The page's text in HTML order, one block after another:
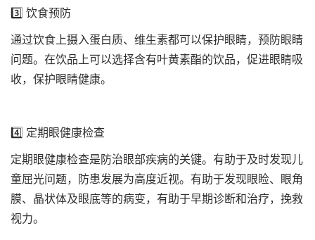
3️⃣ 饮食预防
通过饮食上摄入蛋白质、维生素都可以保护眼睛，预防眼睛
问题。在饮品上可以选择含有叶黄素酯的饮品，促进眼睛吸
收，保护眼睛健康。
4️⃣ 定期眼健康检查
定期眼健康检查是防治眼部疾病的关键。有助于及时发现儿
童屈光问题，防患发展为高度近视。有助于发现眼睑、眼角
膜、晶状体及眼底等的病变，有助于早期诊断和治疗，挽救
视力。